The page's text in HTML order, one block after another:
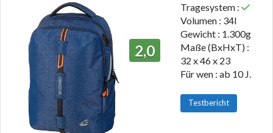
2,0
Tragesystem :
Volumen : 34l
Gewicht : 1.300g
Maße (BxHxT) :
32 x 46 x 23
Für wen : ab 10 J.
Testbericht